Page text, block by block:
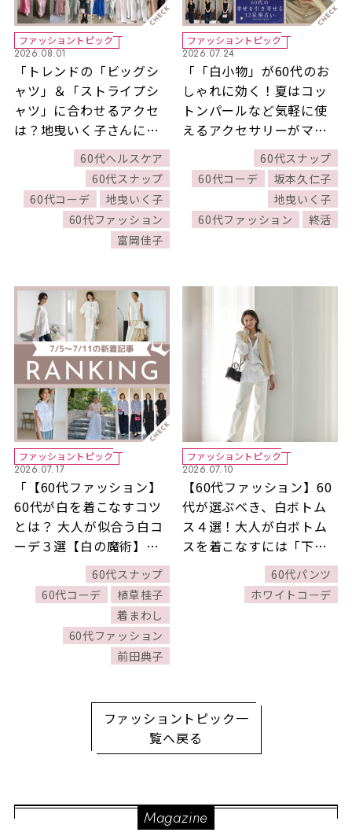
ファッショントピック
2026.08.01
「トレンドの「ビッグシ
ャツ」＆「ストライプシ
ャツ」に合わせるアクセ
は？地曳いく子さんに教
わります！」ほか7/19～
7/25公開記事の人気ラン
キングをご紹介！【今週
の新着記事ベスト10】
60代ヘルスケア
60代スナップ
60代コーデ
地曳いく子
60代ファッション
富岡佳子
ファッショントピック
2026.07.24
「「白小物」が60代のお
しゃれに効く！夏はコッ
トンパールなど気軽に使
えるアクセサリーがマス
トアイテム【白アク
セ】」ほか7/12～7/18公
開記事の人気ランキング
をご紹介！【今週の新着
記事ベスト10】
60代スナップ
60代コーデ
坂本久仁子
地曳いく子
60代ファッション
終活
ファッショントピック
2026.07.17
「【60代ファッション】
60代が白を着こなすコツ
とは？ 大人が似合う白コ
ーデ３選【白の魔術】」
ほか7/5～7/11公開記事の
人気ランキングをご紹
介！【今週の新着記事ベ
スト10】
60代スナップ
60代コーデ
植草桂子
着まわし
60代ファッション
前田典子
ファッショントピック
2026.07.10
【60代ファッション】60
代が選ぶべき、白ボトム
ス４選！大人が白ボトム
スを着こなすには「下着
が透けない」が絶対条件
【白コーデ】
60代パンツ
ホワイトコーデ
ファッショントピック一
覧へ戻る
Magazine